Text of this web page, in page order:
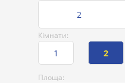
2
Кімнати:
1 2
Площа: